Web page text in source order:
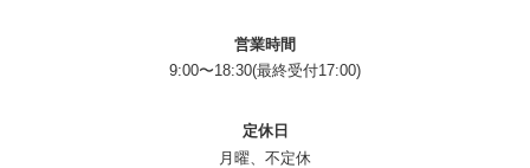
営業時間
9:00〜18:30(最終受付17:00)
定休日
月曜、不定休